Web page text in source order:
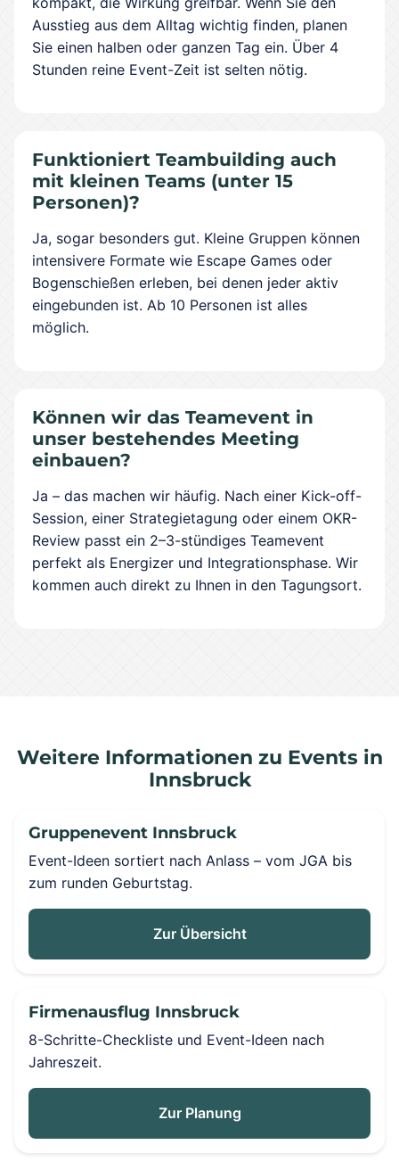
Ausstieg aus dem Alltag wichtig finden, planen
Sie einen halben oder ganzen Tag ein. Über 4
Stunden reine Event-Zeit ist selten nötig.
Funktioniert Teambuilding auch
mit kleinen Teams (unter 15
Personen)?
Ja, sogar besonders gut. Kleine Gruppen können
intensivere Formate wie Escape Games oder
Bogenschießen erleben, bei denen jeder aktiv
eingebunden ist. Ab 10 Personen ist alles
möglich.
Können wir das Teamevent in
unser bestehendes Meeting
einbauen?
Ja – das machen wir häufig. Nach einer Kick-off-
Session, einer Strategietagung oder einem OKR-
Review passt ein 2–3-stündiges Teamevent
perfekt als Energizer und Integrationsphase. Wir
kommen auch direkt zu Ihnen in den Tagungsort.
Weitere Informationen zu Events in
Innsbruck
Gruppenevent Innsbruck
Event-Ideen sortiert nach Anlass – vom JGA bis
zum runden Geburtstag.
Zur Übersicht
Firmenausflug Innsbruck
8-Schritte-Checkliste und Event-Ideen nach
Jahreszeit.
Zur Planung